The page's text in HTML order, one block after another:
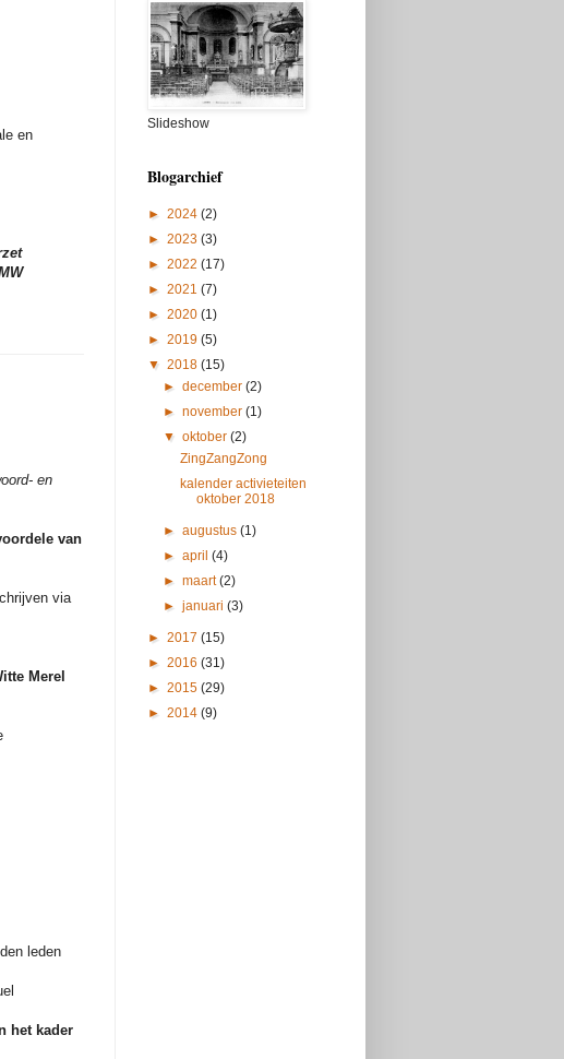
en
en
van
via
Merel
leden
het kader
Slideshow
Blogarchief
► 2024 (2)
► 2023 (3)
► 2022 (17)
► 2021 (7)
► 2020 (1)
► 2019 (5)
▼ 2018 (15)
►december(2)
►november(1)
▼oktober(2)
ZingZangZong
kalender activieteiten
oktober 2018
►augustus(1)
►april(4)
►maart(2)
►januari(3)
► 2017 (15)
► 2016 (31)
► 2015 (29)
► 2014 (9)